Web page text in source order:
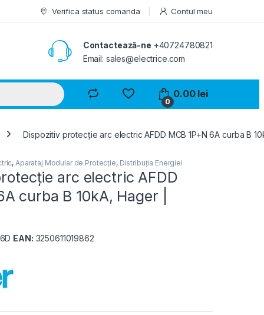
Verifica status comanda Contul meu
Contactează-ne +40724780821
Email: sales@electrice.com
0
0.00 lei
Dispozitiv protecție arc electric AFDD MCB 1P+N 6A curba B
, Aparataj Modular de Protecție, Distribuția Energiei
arc electric AFDD
curba B 10kA, Hager |
EAN: 3250611019862